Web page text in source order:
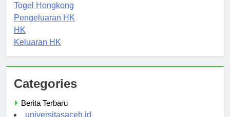
Data HK
Togel Hongkong
Pengeluaran HK
HK
Categories
Berita Terbaru